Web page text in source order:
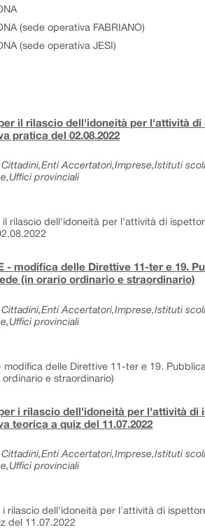
(sede operativa FABRIANO)
(sede operativa JESI)
il rilascio dell'idoneità per l'attività
pratica del 02.08.2022
Accertatori,Imprese,Istituti
provinciali
rilascio dell'idoneità per l'attività di
- modifica delle Direttive 11-ter e 19.
(in orario ordinario e straordinario)
Accertatori,Imprese,Istituti
provinciali
modifica delle Direttive 11-ter e 19.
e straordinario)
i rilascio dell'idoneità per l'attività di
teorica a quiz del 11.07.2022
Accertatori,Imprese,Istituti
provinciali
rilascio dell'idoneità per l'attività di
del 11.07.2022